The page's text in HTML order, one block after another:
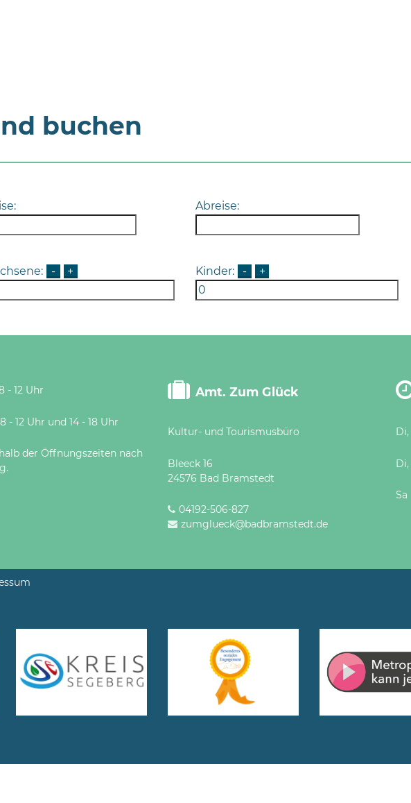
buchen
Abreise:
- + Kinder: - +
- 12 Uhr
Uhr und 14 - 18 Uhr
der Öffnungszeiten nach
Amt. Zum Glück
Kultur- und Tourismusbüro
Bleeck 16
24576 Bad Bramstedt
04192-506-827
zumglueck@badbramstedt.de
Sa